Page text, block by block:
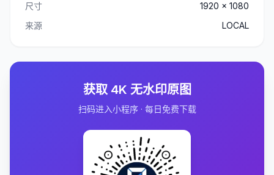
尺寸
1920 x 1080
来源
LOCAL
获取 4K 无水印原图
扫码进入小程序 · 每日免费下载